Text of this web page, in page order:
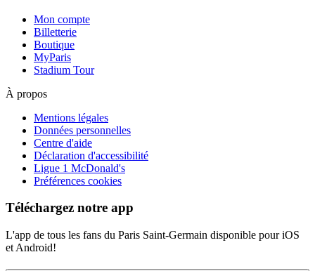
Mon compte
Billetterie
Boutique
MyParis
Stadium Tour
À propos
Mentions légales
Données personnelles
Centre d'aide
Déclaration d'accessibilité
Ligue 1 McDonald's
Préférences cookies
Téléchargez notre app
L'app de tous les fans du Paris Saint-Germain disponible pour iOS
et Android!